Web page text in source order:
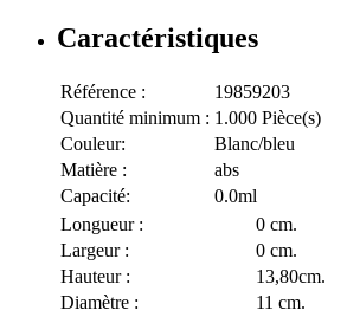
Caractéristiques
Référence :
19859203
Quantité minimum : 1.000 Pièce(s)
Couleur:
Blanc/bleu
Matière :
abs
Capacité:
0.0ml
Longueur :
0 cm.
Largeur :
0 cm.
Hauteur :
13,80cm.
Diamètre :
11 cm.